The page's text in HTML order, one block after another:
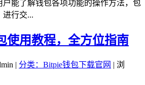
能了解钱包各项功能的操作方法，包
进行交...
使用教程，全方位指南
| 分类：Bitpie钱包下载官网 | 浏